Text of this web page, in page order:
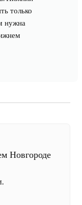
только
нужна
Новгороде